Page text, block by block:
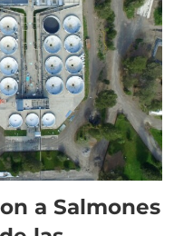
a Salmones